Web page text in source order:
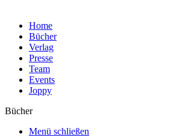
Home
Bücher
Verlag
Presse
Team
Events
Joppy
Bücher
Menü schließen